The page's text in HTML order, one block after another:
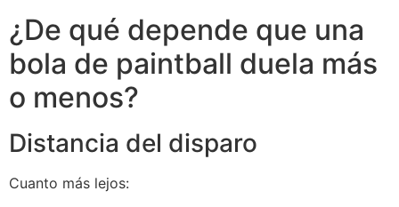
¿De qué depende que una
bola de paintball duela más
o menos?
Distancia del disparo
Cuanto más lejos: